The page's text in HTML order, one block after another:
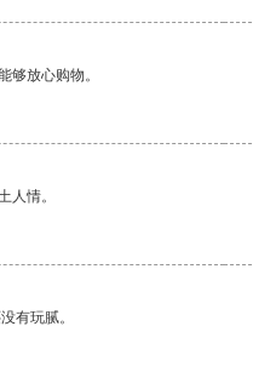
够放心购物。
人情。
有玩腻。